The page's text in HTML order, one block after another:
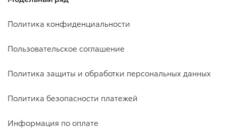
Политика конфиденциальности
Пользовательское соглашение
Политика защиты и обработки персональных данных
Политика безопасности платежей
Информация по оплате